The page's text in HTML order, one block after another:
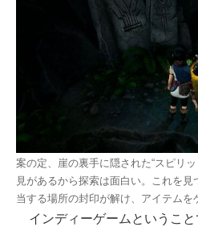
案の定、崖の裏手に隠された“スピリ
見があるから探索は面白い。これを
当する場所の封印が解け、アイテムを
インディーゲームというこ